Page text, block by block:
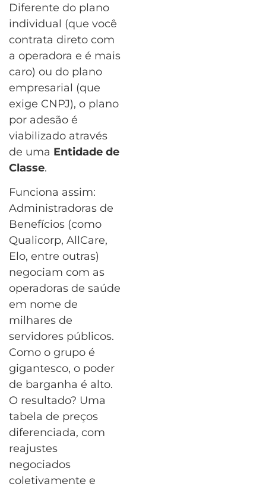
Diferente do plano
individual (que você
contrata direto com
a operadora e é mais
caro) ou do plano
empresarial (que
exige CNPJ), o plano
por adesão é
viabilizado através
de uma Entidade de
Classe.
Funciona assim:
Administradoras de
Benefícios (como
Qualicorp, AllCare,
Elo, entre outras)
negociam com as
operadoras de saúde
em nome de
milhares de
servidores públicos.
Como o grupo é
gigantesco, o poder
de barganha é alto.
O resultado? Uma
tabela de preços
diferenciada, com
reajustes
negociados
coletivamente e